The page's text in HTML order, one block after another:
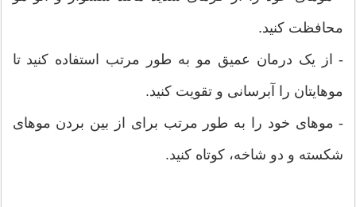
محافظت کنید.
- از یک درمان عمیق مو به طور مرتب استفاده کنید تا
موهایتان را آبرسانی و تقویت کنید.
- موهای خود را به طور مرتب برای از بین بردن موهای
شکسته و دو شاخه، کوتاه کنید.